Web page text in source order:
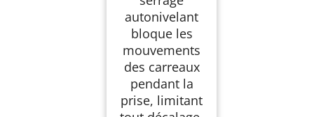
autonivelant
bloque les
mouvements
des carreaux
pendant la
prise, limitant